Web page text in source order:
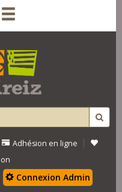
Adhésion en ligne |
Connexion Admin